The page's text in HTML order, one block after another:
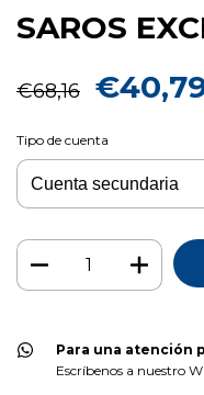
SAROS
€68,16
Tipo de cuenta
Para una atención
Escríbenos a nuestro